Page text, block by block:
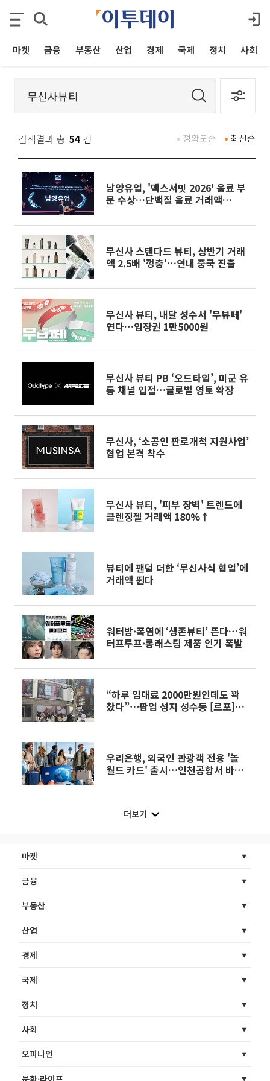
마켓 금융 부동산 산업 경제 국제 정치 사회
검색결과 총 54 건 최신순
정확도순
남양유업, '맥스서밋 2026' 음료 부
문 수상…단백질 음료 거래액
무신사 스탠다드 뷰티, 상반기 거래
액 2.5배 '껑충'…연내 중국 진출
무신사 뷰티, 내달 성수서 '무뷰페'
연다…입장권 1만5000원
무신사 뷰티 PB ‘오드타입’, 미군 유
통 채널 입점…글로벌 영토 확장
무신사, ‘소공인 판로개척 지원사업’
협업 본격 착수
무신사 뷰티, '피부 장벽' 트렌드에
클렌징젤 거래액 180%↑
뷰티에 팬덤 더한 ‘무신사식 협업’에
거래액 뛴다
워터밤·폭염에 ‘생존뷰티’ 뜬다…워
터프루프·롱래스팅 제품 인기 폭발
“하루 임대료 2000만원인데도 꽉
찼다”⋯팝업 성지 성수동 [르포]
우리은행, 외국인 관광객 전용 '놀
월드 카드' 출시…인천공항서 바로
더보기
마켓
금융
부동산
산업
경제
국제
정치
사회
오피니언
문화·라이프